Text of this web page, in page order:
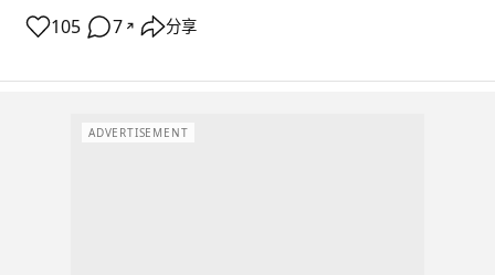
105 7 ↗ 分享
ADVERTISEMENT